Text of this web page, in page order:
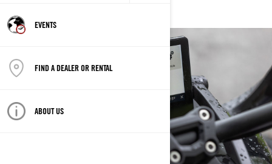
EVENTS
FIND A DEALER OR RENTAL
ABOUT US